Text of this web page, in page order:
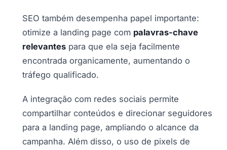
SEO também desempenha papel importante:
otimize a landing page com palavras-chave
relevantes para que ela seja facilmente
encontrada organicamente, aumentando o
tráfego qualificado.
A integração com redes sociais permite
compartilhar conteúdos e direcionar seguidores
para a landing page, ampliando o alcance da
campanha. Além disso, o uso de pixels de